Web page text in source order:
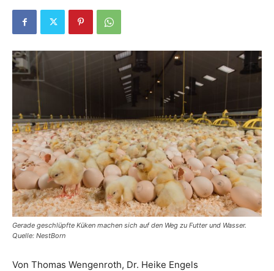
Gerade geschlüpfte Küken machen sich auf den Weg zu Futter und Wasser.
Quelle: NestBorn
Von Thomas Wengenroth, Dr. Heike Engels